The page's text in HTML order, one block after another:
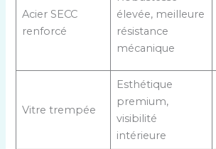
Acier SECC
renforcé
élevée, meilleure
résistance
mécanique
Vitre trempée
Esthétique
premium,
visibilité
intérieure